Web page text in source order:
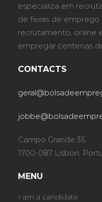
especializa em
de feiras de emprego
recrutamento, online
empregar centenas
CONTACTS
Campo Grande 35
1700-087 Lisbon,
MENU
I am a candidate